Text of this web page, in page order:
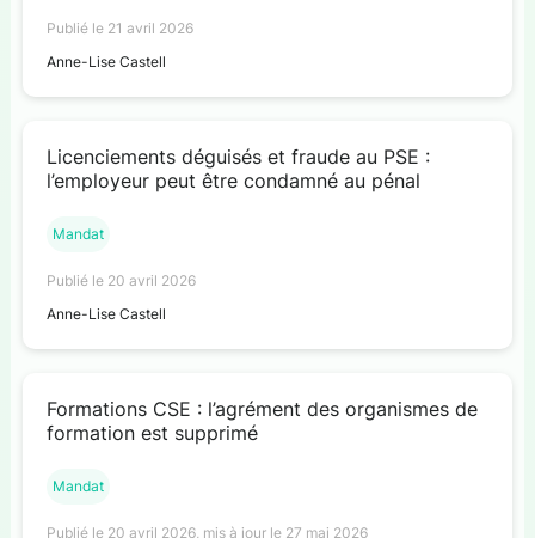
Publié le 21 avril 2026
Anne-Lise Castell
Licenciements déguisés et fraude au PSE :
l’employeur peut être condamné au pénal
Mandat
Publié le 20 avril 2026
Anne-Lise Castell
Formations CSE : l’agrément des organismes de
formation est supprimé
Mandat
Publié le 20 avril 2026, mis à jour le 27 mai 2026